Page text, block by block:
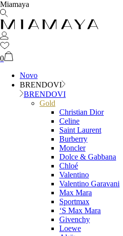
Miamaya
0
Novo
BRENDOVI
BRENDOVI
Gold
Christian Dior
Celine
Saint Laurent
Burberry
Moncler
Dolce & Gabbana
Chloé
Valentino
Valentino Garavani
Max Mara
Sportmax
‘S Max Mara
Givenchy
Loewe